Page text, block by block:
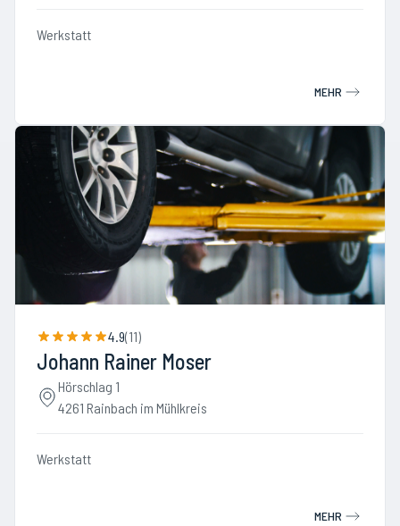
Werkstatt
MEHR
4.9(11)
Johann Rainer Moser
Hörschlag 1
4261 Rainbach im Mühlkreis
Werkstatt
MEHR